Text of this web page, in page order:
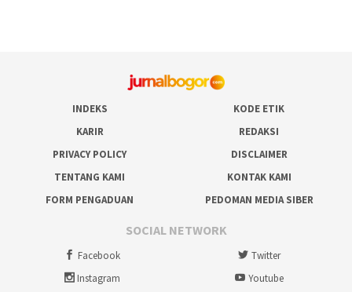
INDEKS
KODE ETIK
KARIR
REDAKSI
PRIVACY POLICY
DISCLAIMER
TENTANG KAMI
KONTAK KAMI
FORM PENGADUAN
PEDOMAN MEDIA SIBER
SOCIAL NETWORK
Facebook
Twitter
Instagram
Youtube